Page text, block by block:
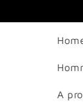
au
contenu
A